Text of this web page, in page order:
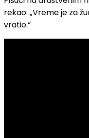
rekao: „Vreme je za
vratio.“